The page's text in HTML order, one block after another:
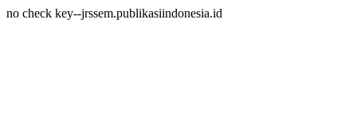
no check key--jrssem.publikasiindonesia.id